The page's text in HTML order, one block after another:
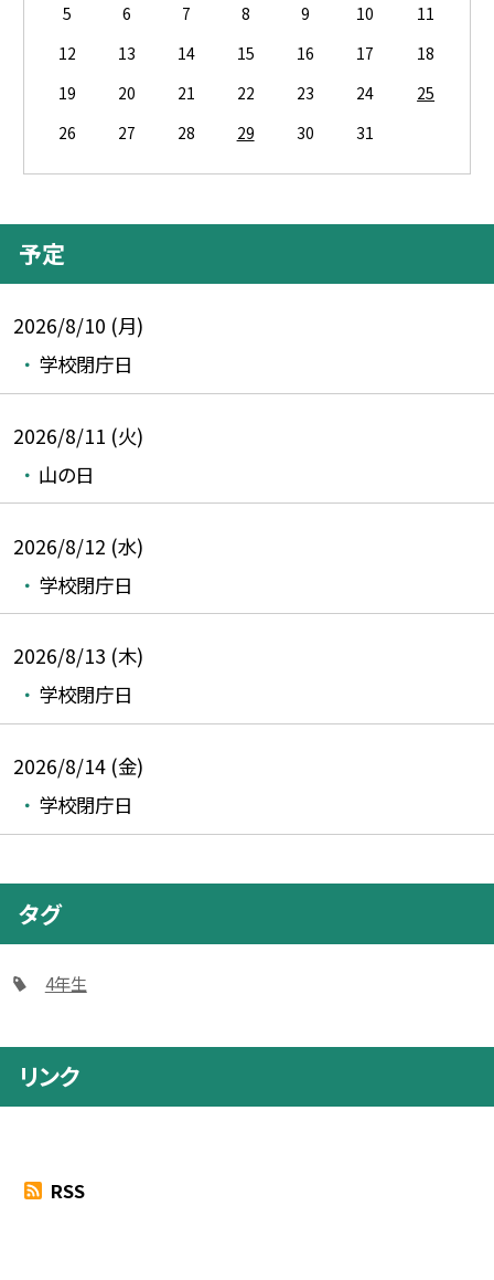
5
6 7 8 9 10
11
12
13 14 15 16 17
18
19
20 21 22 23 24
25
26
27 28 29 30 31
予定
2026/8/10 (月)
学校閉庁日
2026/8/11 (火)
山の日
2026/8/12 (水)
学校閉庁日
2026/8/13 (木)
学校閉庁日
2026/8/14 (金)
学校閉庁日
タグ
4年生
リンク
RSS